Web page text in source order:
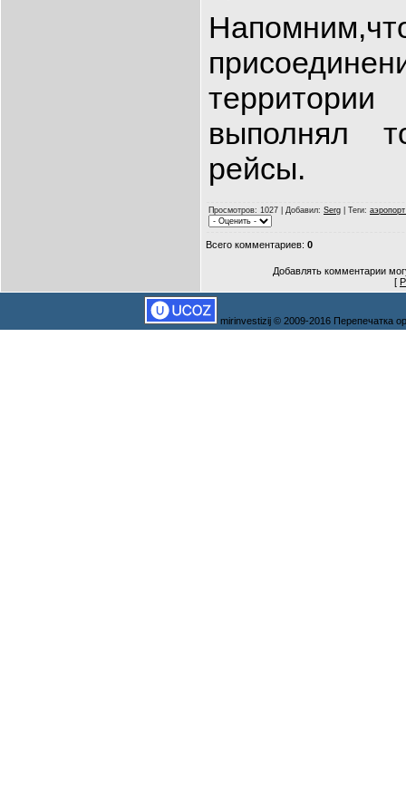
выполнял
рейсы.
Просмотров: 1027 | Добавил: Serg Теги:
Всего комментариев: 0
Добавлять комментарии
[
mirinvestizij © 2009-2016 Перепечатка